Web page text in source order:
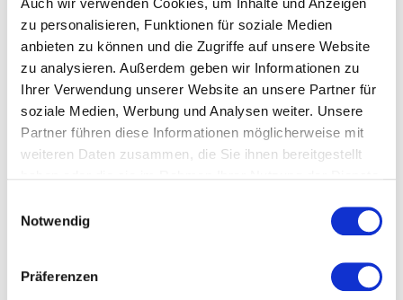
zu personalisieren, Funktionen für soziale Medien
anbieten zu können und die Zugriffe auf unsere Website
zu analysieren. Außerdem geben wir Informationen zu
Ihrer Verwendung unserer Website an unsere Partner für
soziale Medien, Werbung und Analysen weiter. Unsere
Partner führen diese Informationen möglicherweise mit
weiteren Daten zusammen, die Sie ihnen bereitgestellt
Notwendig
Präferenzen
-
Bewertung senden